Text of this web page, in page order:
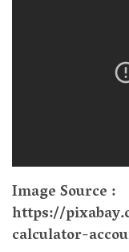
Image Source :
https://
calculator-